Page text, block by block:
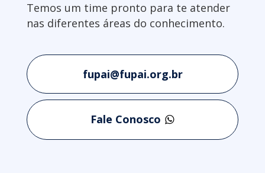
Temos um time pronto para te atender
nas diferentes áreas do conhecimento.
fupai@fupai.org.br
Fale Conosco